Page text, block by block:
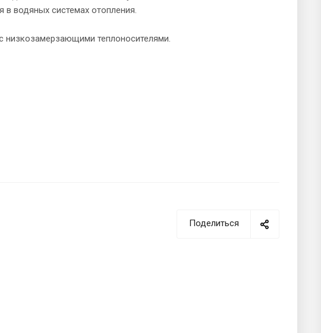
в водяных системах отопления.
низкозамерзающими теплоносителями.
Поделиться